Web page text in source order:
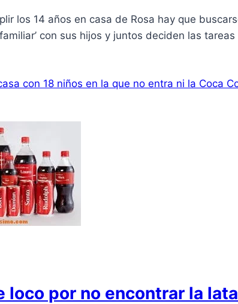
los 14 años en casa de Rosa hay que
con sus hijos y juntos deciden las
con 18 niños en la que no entra ni la Coca
loco por no encontrar la